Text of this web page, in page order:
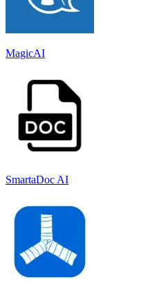
MagicAI
SmartaDoc AI